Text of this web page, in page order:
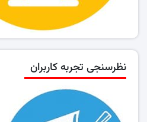
نظرسنجی تجربه کاربران